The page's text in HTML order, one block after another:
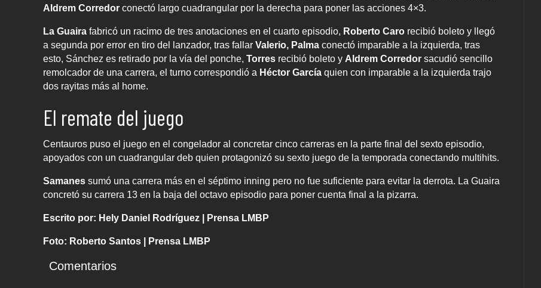
Aldrem Corredor conectó largo cuadrangular por la derecha para poner las acciones 4×3.
La Guaira fabricó un racimo de tres anotaciones en el cuarto episodio, Roberto Caro recibió boleto y llegó
a segunda por error en tiro del lanzador, tras fallar Valerio, Palma conectó imparable a la izquierda, tras
esto, Sánchez es retirado por la vía del ponche, Torres recibió boleto y Aldrem Corredor sacudió sencillo
remolcador de una carrera, el turno correspondió a Héctor García quien con imparable a la izquierda trajo
dos rayitas más al home.
El remate del juego
Centauros puso el juego en el congelador al concretar cinco carreras en la parte final del sexto episodio,
apoyados con un cuadrangular deb quien protagonizó su sexto juego de la temporada conectando multihits.
Samanes sumó una carrera más en el séptimo inning pero no fue suficiente para evitar la derrota. La Guaira
concretó su carrera 13 en la baja del octavo episodio para poner cuenta final a la pizarra.
Escrito por: Hely Daniel Rodríguez | Prensa LMBP
Foto: Roberto Santos | Prensa LMBP
Comentarios